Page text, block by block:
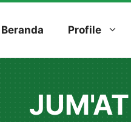
Beranda Profile